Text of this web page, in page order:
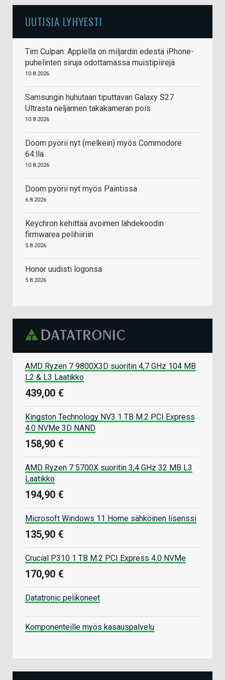
UUTISIA LYHYESTI
Tim Culpan: Applella on miljardin edestä iPhone-
puhelinten siruja odottamassa muistipiirejä
10.8.2026
Samsungin huhutaan tiputtavan Galaxy S27
Ultrasta neljännen takakameran pois
10.8.2026
Doom pyörii nyt (melkein) myös Commodore
64:llä
10.8.2026
Doom pyörii nyt myös Paintissa
6.8.2026
Keychron kehittää avoimen lähdekoodin
firmwarea pelihiiriin
5.8.2026
Honor uudisti logonsa
5.8.2026
AMD Ryzen 7 9800X3D suoritin 4,7 GHz 104 MB
L2 & L3 Laatikko
439,00 €
Kingston Technology NV3 1 TB M.2 PCI Express
4.0 NVMe 3D NAND
158,90 €
AMD Ryzen 7 5700X suoritin 3,4 GHz 32 MB L3
Laatikko
194,90 €
Microsoft Windows 11 Home sähköinen lisenssi
135,90 €
Crucial P310 1 TB M.2 PCI Express 4.0 NVMe
170,90 €
Datatronic pelikoneet
Komponenteille myös kasauspalvelu